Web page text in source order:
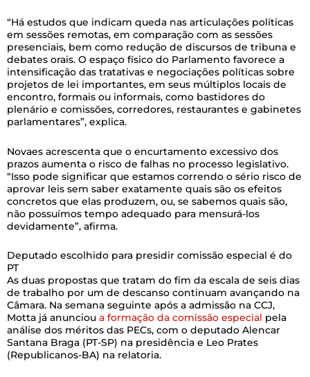
“Há estudos que indicam queda nas articulações políticas
em sessões remotas, em comparação com as sessões
presenciais, bem como redução de discursos de tribuna e
debates orais. O espaço físico do Parlamento favorece a
intensificação das tratativas e negociações políticas sobre
projetos de lei importantes, em seus múltiplos locais de
encontro, formais ou informais, como bastidores do
plenário e comissões, corredores, restaurantes e gabinetes
parlamentares”, explica.
Novaes acrescenta que o encurtamento excessivo dos
prazos aumenta o risco de falhas no processo legislativo.
“Isso pode significar que estamos correndo o sério risco de
aprovar leis sem saber exatamente quais são os efeitos
concretos que elas produzem, ou, se sabemos quais são,
não possuímos tempo adequado para mensurá-los
devidamente”, afirma.
Deputado escolhido para presidir comissão especial é do
PT
As duas propostas que tratam do fim da escala de seis dias
de trabalho por um de descanso continuam avançando na
Câmara. Na semana seguinte após a admissão na CCJ,
Motta já anunciou a formação da comissão especial pela
análise dos méritos das PECs, com o deputado Alencar
Santana Braga (PT-SP) na presidência e Leo Prates
(Republicanos-BA) na relatoria.